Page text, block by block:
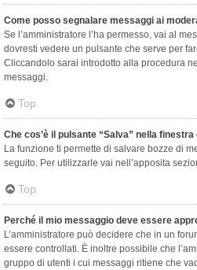
Come posso segnalare messaggi ai
Se l’amministratore l’ha permesso, vai al
dovresti vedere un pulsante che serve per
Cliccandolo sarai introdotto alla procedura
messaggi.
Top
Che cos’è il pulsante “Salva” nella
La funzione ti permette di salvare bozze di
seguito. Per utilizzarle vai nell’apposita
Top
Perché il mio messaggio deve essere
L’amministratore può decidere che in un
essere controllati. È inoltre possibile che
gruppo di utenti i cui messaggi ritiene che